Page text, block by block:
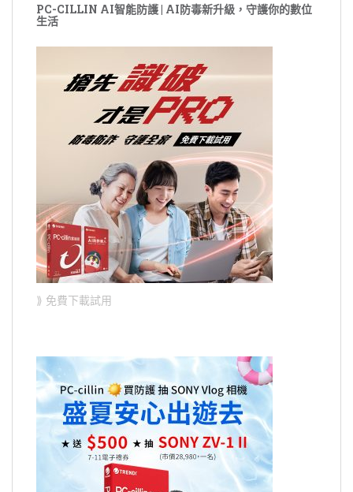
PC-CILLIN AI智能防護 | AI防毒新升級，守護你的數位
生活
⟫ 免費下載試用